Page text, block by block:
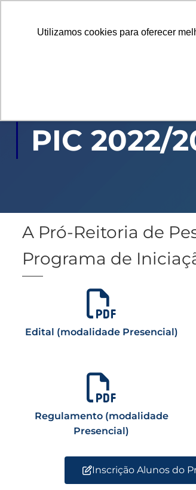
Utilizamos cookies para oferecer
PIC 2022/
A Pró-Reitoria de
Programa de
Edital (modalidade Presencial)
Regulamento (modalidade
Presencial)
Inscrição Alunos do